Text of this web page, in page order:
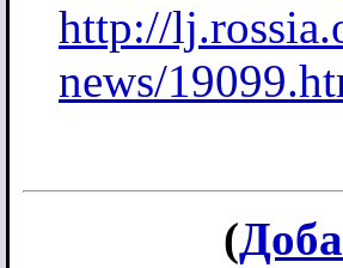
http://
news/
(